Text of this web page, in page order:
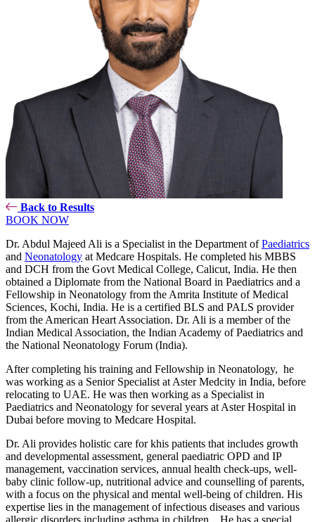
Back to Results
BOOK NOW
Dr. Abdul Majeed Ali is a Specialist in the Department ofPaediatrics
and Neonatology at Medcare Hospitals. He completed his MBBS
and DCH from the Govt Medical College, Calicut, India. He then
obtained a Diplomate from the National Board in Paediatrics and a
Fellowship in Neonatology from the Amrita Institute of Medical
Sciences, Kochi, India. He is a certified BLS and PALS provider
from the American Heart Association. Dr. Ali is a member of the
Indian Medical Association, the Indian Academy of Paediatrics and
the National Neonatology Forum (India).
After completing his training and Fellowship in Neonatology, he
was working as a Senior Specialist at Aster Medcity in India, before
relocating to UAE. He was then working as a Specialist in
Paediatrics and Neonatology for several years at Aster Hospital in
Dubai before moving to Medcare Hospital.
Dr. Ali provides holistic care for khis patients that includes growth
and developmental assessment, general paediatric OPD and IP
management, vaccination services, annual health check-ups, well-
baby clinic follow-up, nutritional advice and counselling of parents,
with a focus on the physical and mental well-being of children. His
expertise lies in the management of infectious diseases and various
allergic disorders including asthma in children. . He has a special